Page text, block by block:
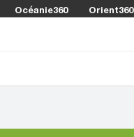
Océanie360 Orient360